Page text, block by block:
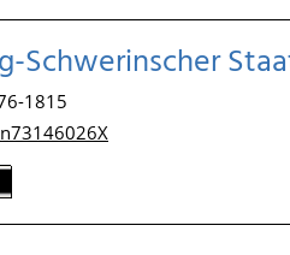
Schwerinscher
1815